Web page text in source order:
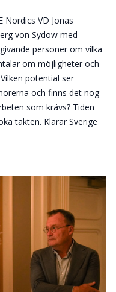
Nordics VD Jonas
von Sydow med
personer om vilka
om möjligheter och
potential ser
och finns det nog
som krävs? Tiden
takten. Klarar Sverige